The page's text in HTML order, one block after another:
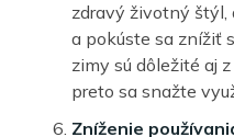
zdravý životný
a pokúste sa znížiť
zimy sú dôležité aj
preto sa snažte
Zníženie